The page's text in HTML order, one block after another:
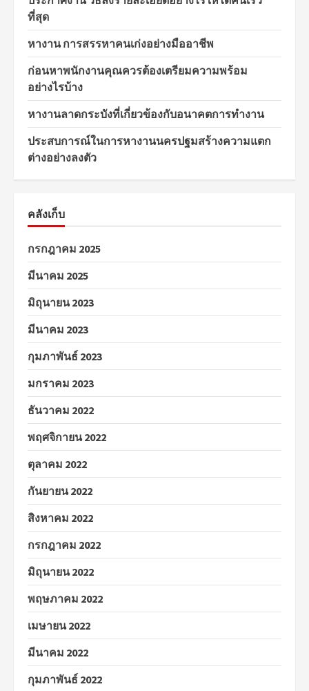
ที่สุด
หางาน การสรรหาคนเก่งอย่างมืออาชีพ
ก่อนหาพนักงานคุณควรต้องเตรียมความพร้อม
อย่างไรบ้าง
หางานลาดกระบังที่เกี่ยวข้องกับอนาคตการทำงาน
ประสบการณ์ในการหางานนครปฐมสร้างความแตก
ต่างอย่างลงตัว
คลังเก็บ
กรกฎาคม 2025
มีนาคม 2025
มิถุนายน 2023
มีนาคม 2023
กุมภาพันธ์ 2023
มกราคม 2023
ธันวาคม 2022
พฤศจิกายน 2022
ตุลาคม 2022
กันยายน 2022
สิงหาคม 2022
กรกฎาคม 2022
มิถุนายน 2022
พฤษภาคม 2022
เมษายน 2022
มีนาคม 2022
กุมภาพันธ์ 2022